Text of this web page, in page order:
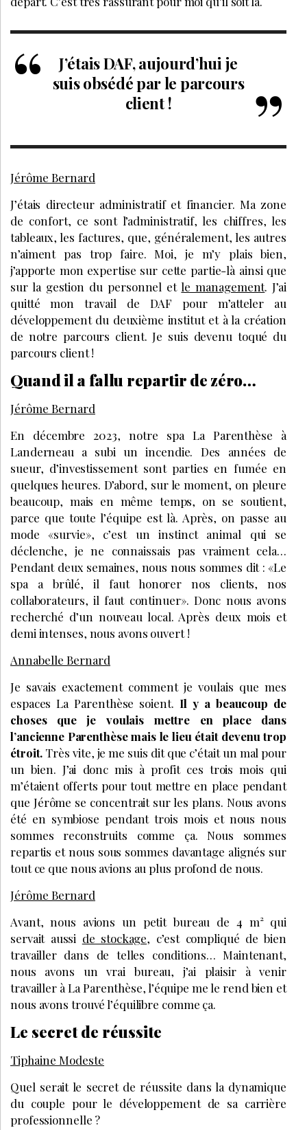
J’étais DAF, aujourd’hui je
suis obsédé par le parcours
client !
Jérôme Bernard
J’étais directeur administratif et financier. Ma zone
de confort, ce sont l’administratif, les chiffres, les
tableaux, les factures, que, généralement, les autres
n’aiment pas trop faire. Moi, je m’y plais bien,
j’apporte mon expertise sur cette partie-là ainsi que
sur la gestion du personnel et le management. J’ai
quitté mon travail de DAF pour m’atteler au
développement du deuxième institut et à la création
de notre parcours client. Je suis devenu toqué du
parcours client !
Quand il a fallu repartir de zéro…
Jérôme Bernard
En décembre 2023, notre spa La Parenthèse à
Landerneau a subi un incendie. Des années de
sueur, d’investissement sont parties en fumée en
quelques heures. D’abord, sur le moment, on pleure
beaucoup, mais en même temps, on se soutient,
parce que toute l’équipe est là. Après, on passe au
mode «survie», c’est un instinct animal qui se
déclenche, je ne connaissais pas vraiment cela…
Pendant deux semaines, nous nous sommes dit : «Le
spa a brûlé, il faut honorer nos clients, nos
collaborateurs, il faut continuer». Donc nous avons
recherché d’un nouveau local. Après deux mois et
demi intenses, nous avons ouvert !
Annabelle Bernard
Je savais exactement comment je voulais que mes
espaces La Parenthèse soient. Il y a beaucoup de
choses que je voulais mettre en place dans
l’ancienne Parenthèse mais le lieu était devenu trop
étroit. Très vite, je me suis dit que c’était un mal pour
un bien. J’ai donc mis à profit ces trois mois qui
m’étaient offerts pour tout mettre en place pendant
que Jérôme se concentrait sur les plans. Nous avons
été en symbiose pendant trois mois et nous nous
sommes reconstruits comme ça. Nous sommes
repartis et nous sous sommes davantage alignés sur
tout ce que nous avions au plus profond de nous.
Jérôme Bernard
Avant, nous avions un petit bureau de 4 m² qui
servait aussi de stockage, c’est compliqué de bien
travailler dans de telles conditions… Maintenant,
nous avons un vrai bureau, j’ai plaisir à venir
travailler à La Parenthèse, l’équipe me le rend bien et
nous avons trouvé l’équilibre comme ça.
Le secret de réussite
Tiphaine Modeste
Quel serait le secret de réussite dans la dynamique
du couple pour le développement de sa carrière
professionnelle ?